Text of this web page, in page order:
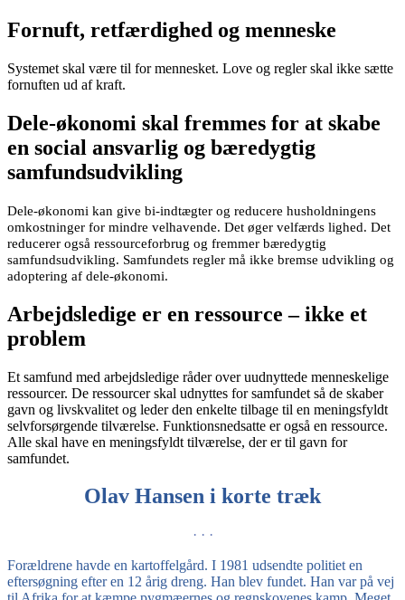
Fornuft, retfærdighed og menneske
Systemet skal være til for mennesket. Love og regler skal ikke sætte
fornuften ud af kraft.
Dele-økonomi skal fremmes for at skabe
en social ansvarlig og bæredygtig
samfundsudvikling
Dele-økonomi kan give bi-indtægter og reducere husholdningens
omkostninger for mindre velhavende. Det øger velfærds lighed. Det
reducerer også ressourceforbrug og fremmer bæredygtig
samfundsudvikling. Samfundets regler må ikke bremse udvikling og
adoptering af dele-økonomi.
Arbejdsledige er en ressource – ikke et
problem
Et samfund med arbejdsledige råder over uudnyttede menneskelige
ressourcer. De ressourcer skal udnyttes for samfundet så de skaber
gavn og livskvalitet og leder den enkelte tilbage til en meningsfyldt
selvforsørgende tilværelse. Funktionsnedsatte er også en ressource.
Alle skal have en meningsfyldt tilværelse, der er til gavn for
samfundet.
Olav Hansen i korte træk
· · ·
Forældrene havde en kartoffelgård. I 1981 udsendte politiet en
eftersøgning efter en 12 årig dreng. Han blev fundet. Han var på vej